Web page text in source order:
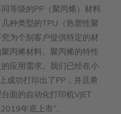
等级的PP（聚丙烯）材料
种类型的TPU（热塑性聚
为个别客户提供特定的材
丙烯材料。聚丙烯的特性
应用需求。我们已经在小
成功打印出了PP，并且希
面的自动化打印机VJET
年底上市”。